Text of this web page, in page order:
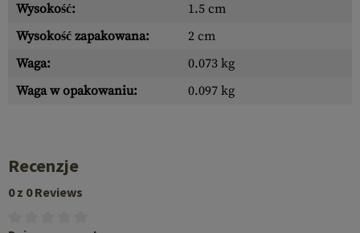
Wysokość:
1.5 cm
Wysokość zapakowana:
2 cm
Waga:
0.073 kg
Waga w opakowaniu:
0.097 kg
Recenzje
0 z 0 Reviews